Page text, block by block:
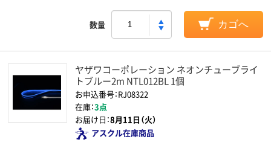
数量 カゴへ
ヤザワコーポレーション ネオンチューブライ
トブルー2m NTL012BL 1個
お申込番号：RJ08322
在庫：3点
お届け日：8月11日（火）
アスクル在庫商品